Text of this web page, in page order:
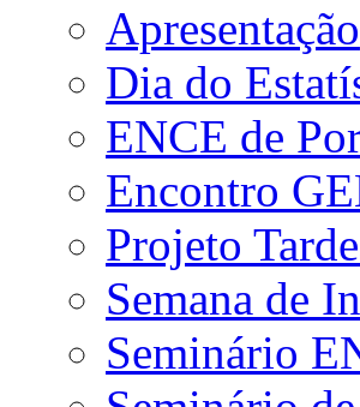
Apresentação
Dia do
ENCE de
Encontro
Projeto
Semana de
Seminário